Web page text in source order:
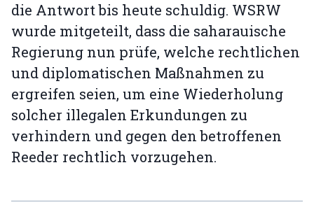
die Antwort bis heute schuldig. WSRW
wurde mitgeteilt, dass die saharauische
Regierung nun prüfe, welche rechtlichen
und diplomatischen Maßnahmen zu
ergreifen seien, um eine Wiederholung
solcher illegalen Erkundungen zu
verhindern und gegen den betroffenen
Reeder rechtlich vorzugehen.